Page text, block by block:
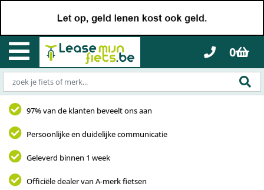
0
97% van de klanten beveelt ons aan
Persoonlijke en duidelijke communicatie
Geleverd binnen 1 week
Officiële dealer van A-merk fietsen